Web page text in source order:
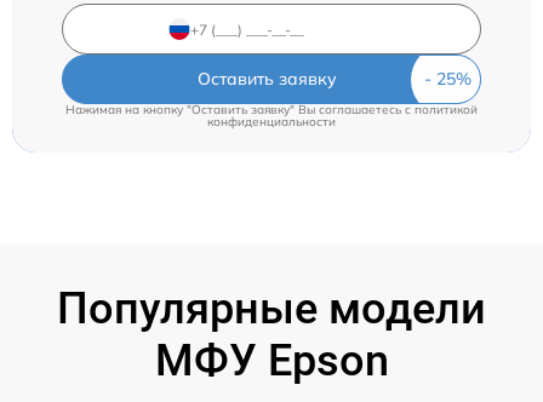
Оставить заявку
Нажимая на кнопку "Оставить заявку" Вы соглашаетесь c политикой
конфиденциальности
Популярные модели
МФУ Epson